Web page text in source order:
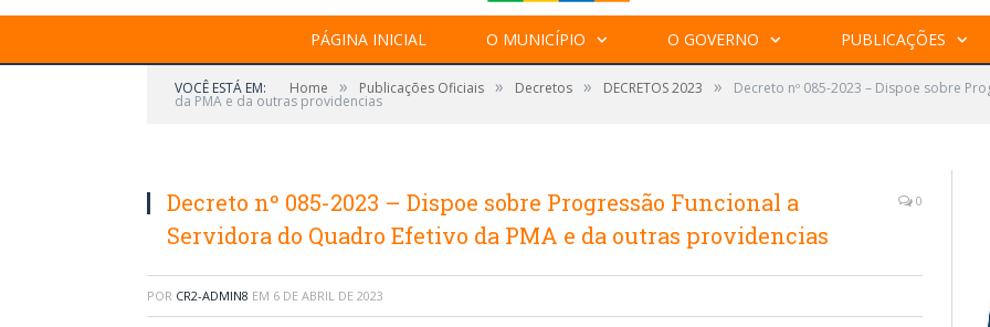
PÁGINA INICIAL O MUNICÍPIO O GOVERNO PUBLICAÇÕES
VOCÊ ESTÁ EM: Home » Publicações Oficiais » Decretos » DECRETOS 2023 » Decreto nº 085-2023 – Dispoe sobre
da PMA e da outras providencias
Decreto nº 085-2023 – Dispoe sobre Progressão Funcional a
Servidora do Quadro Efetivo da PMA e da outras providencias
0
POR CR2-ADMIN8 EM 6 DE ABRIL DE 2023